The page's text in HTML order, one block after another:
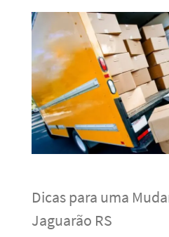
Dicas para uma
Jaguarão RS